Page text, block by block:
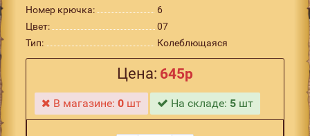
Номер крючка:
6
Цвет:
07
Тип:
Колеблющаяся
Цена: 645р
В магазине:0 шт На складе: 5 шт